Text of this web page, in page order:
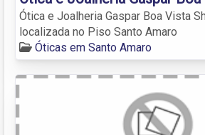
Ótica e Joalheria Gaspar Boa Vista
localizada no Piso Santo Amaro
Óticas em Santo Amaro